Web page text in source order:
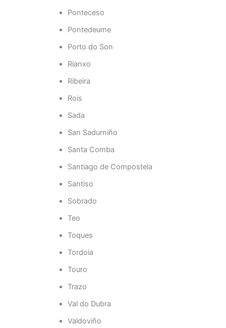
Ponteceso
Pontedeume
Porto do Son
Rianxo
Ribeira
Rois
Sada
San Sadurniño
Santa Comba
Santiago de Compostela
Santiso
Sobrado
Teo
Toques
Tordoia
Touro
Trazo
Val do Dubra
Valdoviño